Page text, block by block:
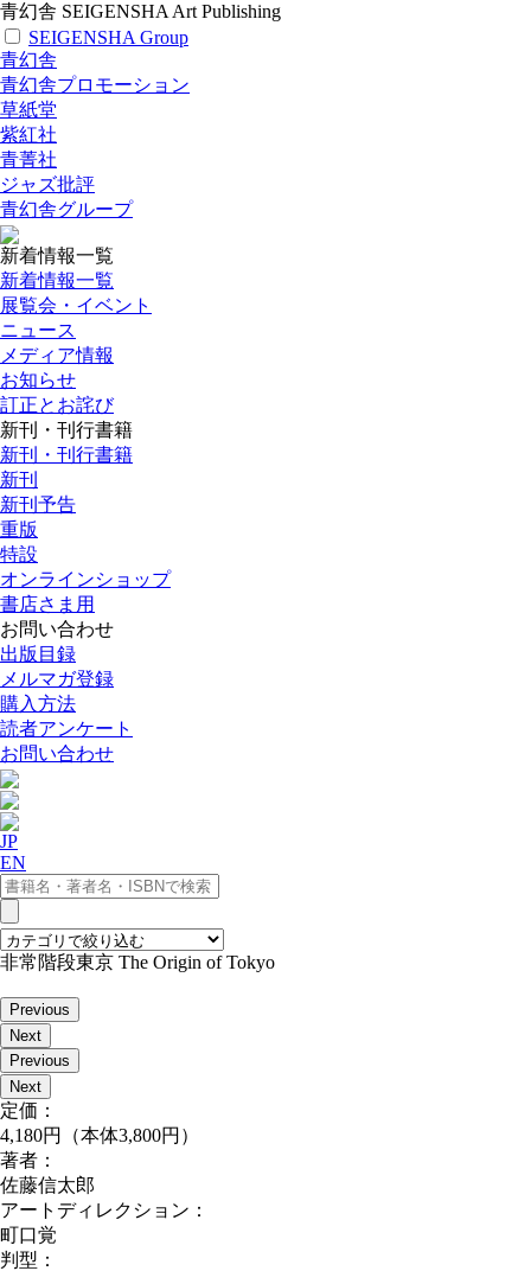
青幻舎 SEIGENSHA Art Publishing
SEIGENSHA Group
青幻舎
青幻舎プロモーション
草紙堂
紫紅社
青菁社
ジャズ批評
青幻舎グループ
新着情報一覧
新着情報一覧
展覧会・イベント
ニュース
メディア情報
お知らせ
訂正とお詫び
新刊・刊行書籍
新刊・刊行書籍
新刊
新刊予告
重版
特設
オンラインショップ
書店さま用
お問い合わせ
出版目録
メルマガ登録
購入方法
読者アンケート
お問い合わせ
JP
EN
非常階段東京 The Origin of Tokyo
Previous
Next
Previous
Next
定価：
4,180円（本体3,800円）
著者：
佐藤信太郎
アートディレクション：
町口覚
判型：